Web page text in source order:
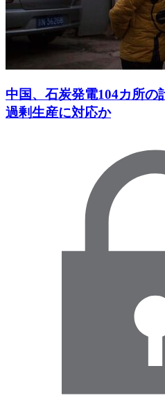
中国、石炭発電104カ所
過剰生産に対応か